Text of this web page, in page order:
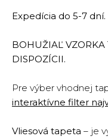
Expedícia do 5-7 dní.
BOHUŽIAĽ VZORKA
DISPOZÍCII.
Pre výber vhodnej
interaktívne filter
Vliesová tapeta – je